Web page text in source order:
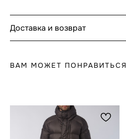
Доставка и возврат
ВАМ МОЖЕТ ПОНРАВИТЬСЯ